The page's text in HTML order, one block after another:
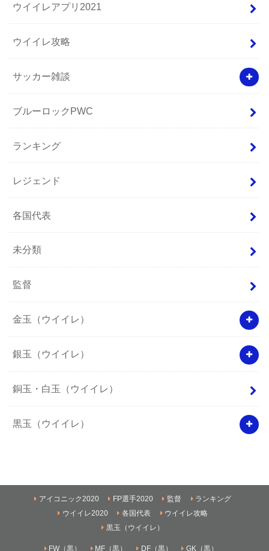
ウイイレアプリ2021
ウイイレ攻略
サッカー雑談
ブルーロックPWC
ランキング
レジェンド
各国代表
未分類
監督
金玉（ウイイレ）
銀玉（ウイイレ）
銅玉・白玉（ウイイレ）
黒玉（ウイイレ）
アイコニック2020 FP選手2020 監督
ランキング
ウイイレ2020
各国代表
ウイイレ攻略
黒玉（ウイイレ）
FW（黒） MF（黒） DF（黒） GK（黒）